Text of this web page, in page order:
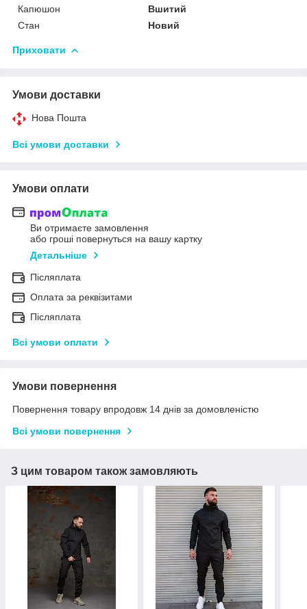
Капюшон
Вшитий
Стан
Новий
Приховати
Умови доставки
Нова Пошта
Всі умови доставки
Умови оплати
Ви отримаєте замовлення
або гроші повернуться на вашу картку
Детальніше
Післяплата
Оплата за реквізитами
Післяплата
Всі умови оплати
Умови повернення
Повернення товару впродовж 14 днів за домовленістю
Всі умови повернення
З цим товаром також замовляють